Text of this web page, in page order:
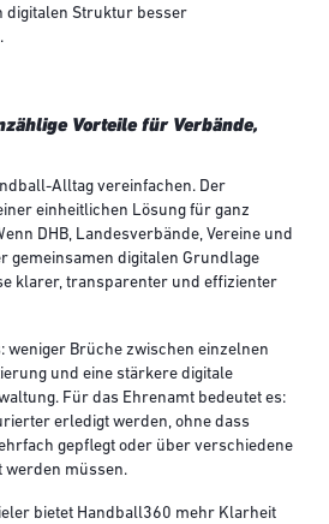
digitalen Struktur besser
Vorteile für Verbände,
Alltag vereinfachen. Der
einheitlichen Lösung für ganz
DHB, Landesverbände, Vereine und
gemeinsamen digitalen Grundlage
klarer, transparenter und effizienter
weniger Brüche zwischen einzelnen
und eine stärkere digitale
Für das Ehrenamt bedeutet es:
erledigt werden, ohne dass
gepflegt oder über verschiedene
werden müssen.
bietet Handball360 mehr Klarheit